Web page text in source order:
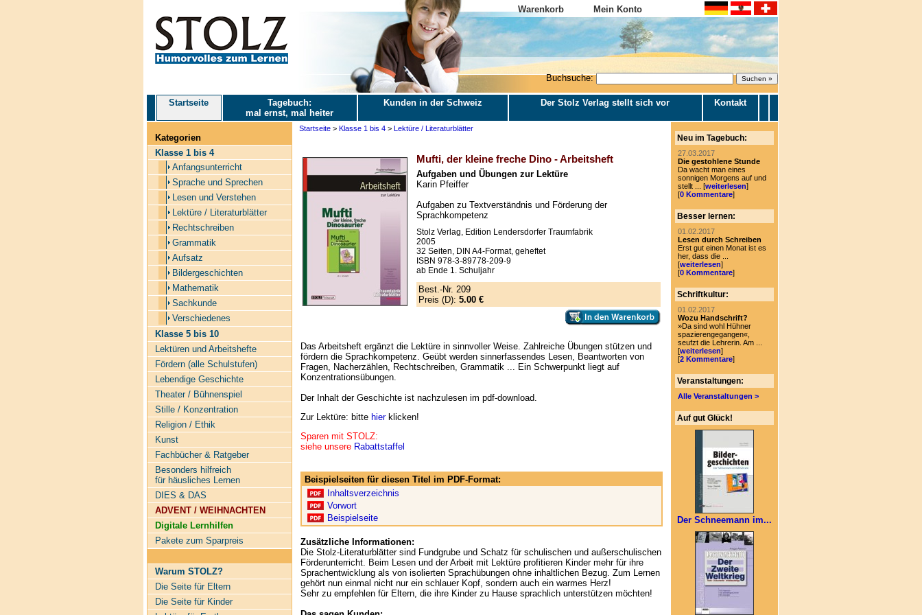
Warenkorb Mein Konto
Buchsuche:
Startseite
Tagebuch:
mal ernst, mal heiter
Kunden in der Schweiz Der Stolz Verlag stellt sich vor Kontakt
Kategorien
Klasse 1 bis 4
Anfangsunterricht
Sprache und Sprechen
Lesen und Verstehen
Lektüre / Literaturblätter
Rechtschreiben
Grammatik
Aufsatz
Bildergeschichten
Mathematik
Sachkunde
Verschiedenes
Klasse 5 bis 10
Lektüren und Arbeitshefte
Fördern (alle Schulstufen)
Lebendige Geschichte
Theater / Bühnenspiel
Stille / Konzentration
Religion / Ethik
Kunst
Fachbücher & Ratgeber
Besonders hilfreich
für häusliches Lernen
DIES & DAS
ADVENT / WEIHNACHTEN
Digitale Lernhilfen
Pakete zum Sparpreis
Warum STOLZ?
Die Seite für Eltern
Die Seite für Kinder
Startseite> Klasse 1 bis 4> Lektüre / Literaturblätter
Mufti, der kleine freche Dino - Arbeitsheft
Aufgaben und Übungen zur Lektüre
Karin Pfeiffer
Aufgaben zu Textverständnis und Förderung der
Sprachkompetenz
Stolz Verlag, Edition Lendersdorfer Traumfabrik
2005
32 Seiten, DIN A4-Format, geheftet
ISBN 978-3-89778-209-9
ab Ende 1. Schuljahr
Best.-Nr. 209
Preis (D): 5.00 €
Das Arbeitsheft ergänzt die Lektüre in sinnvoller Weise. Zahlreiche Übungen stützen und
fördern die Sprachkompetenz. Geübt werden sinnerfassendes Lesen, Beantworten von
Fragen, Nacherzählen, Rechtschreiben, Grammatik ... Ein Schwerpunkt liegt auf
Konzentrationsübungen.
Der Inhalt der Geschichte ist nachzulesen im pdf-download.
Zur Lektüre: bitte hierklicken!
Sparen mit STOLZ:
siehe unsere Rabattstaffel
Beispielseiten für diesen Titel im PDF-Format:
Inhaltsverzeichnis
Vorwort
Beispielseite
Zusätzliche Informationen:
Die Stolz-Literaturblätter sind Fundgrube und Schatz für schulischen und außerschulischen
Förderunterricht. Beim Lesen und der Arbeit mit Lektüre profitieren Kinder mehr für ihre
Sprachentwicklung als von isolierten Sprachübungen ohne inhaltlichen Bezug. Zum Lernen
gehört nun einmal nicht nur ein schlauer Kopf, sondern auch ein warmes Herz!
Sehr zu empfehlen für Eltern, die ihre Kinder zu Hause sprachlich unterstützen möchten!
Neu im Tagebuch:
27.03.2017
Die gestohlene Stunde
Da wacht man eines
sonnigen Morgens auf und
stellt ... [weiterlesen]
[0 Kommentare]
Besser lernen:
01.02.2017
Lesen durch Schreiben
Erst gut einen Monat ist es
her, dass die ...
[weiterlesen]
[0 Kommentare]
Schriftkultur:
01.02.2017
Wozu Handschrift?
»Da sind wohl Hühner
spazierengegangen«,
seufzt die Lehrerin. Am ...
[weiterlesen]
[2 Kommentare]
Veranstaltungen:
Alle Veranstaltungen >
Auf gut Glück!
Der Schneemann im...